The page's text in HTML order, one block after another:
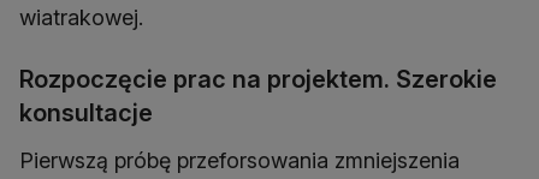
wiatrakowej.
Rozpoczęcie prac na projektem. Szerokie
konsultacje
Pierwszą próbę przeforsowania zmniejszenia